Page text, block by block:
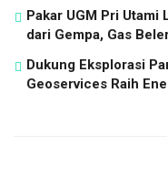
Pakar UGM Pri
dari Gempa, Gas
Dukung Eksplorasi
Geoservices Raih